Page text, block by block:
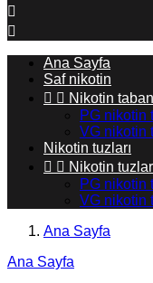


Ana Sayfa
Saf nikotin
  Nikotin
PG nikotin
VG nikotin
Nikotin tuzları
  Nikotin
PG nikotin
VG nikotin
Ana Sayfa
Ana Sayfa